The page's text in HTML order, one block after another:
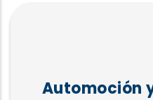
Automoción